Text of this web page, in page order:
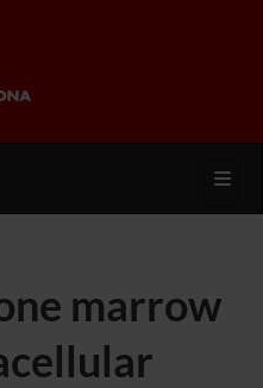
marrow